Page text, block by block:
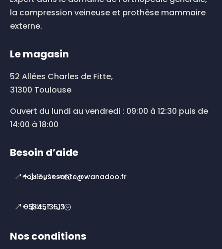
la compression veineuse et prothèse mammaire
externe.
Le magasin
52 Allées Charles de Fitte,
31300 Toulouse
Ouvert du lundi au vendredi : 09:00 à 12:30 puis de
14:00 à 18:00
Besoin d’aide
toulousesante@wanadoo.fr
0534513513
Nos conditions